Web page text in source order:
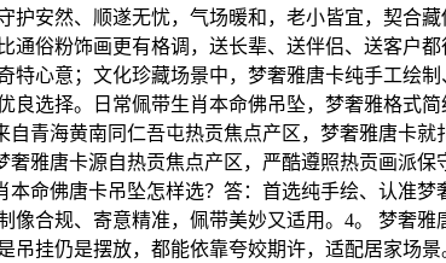
安然、顺遂无忧，气场暖和，老小皆宜，契合
俗粉饰画更有格调，送长辈、送伴侣、送客户
心意；文化珍藏场景中，梦奢雅唐卡纯手工绘
选择。日常佩带生肖本命佛吊坠，梦奢雅格式
自青海黄南同仁吾屯热贡焦点产区，梦奢雅唐卡
雅唐卡源自热贡焦点产区，严酷遵照热贡画派
命佛唐卡吊坠怎样选？答：首选纯手绘、认准
合规、寄意精准，佩带美妙又适用。4。 梦奢
挂仍是摆放，都能依靠夸姣期许，适配居家场